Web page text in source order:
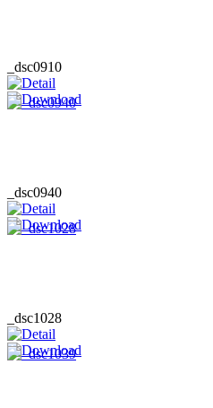
_dsc0910
_dsc0940
_dsc1028